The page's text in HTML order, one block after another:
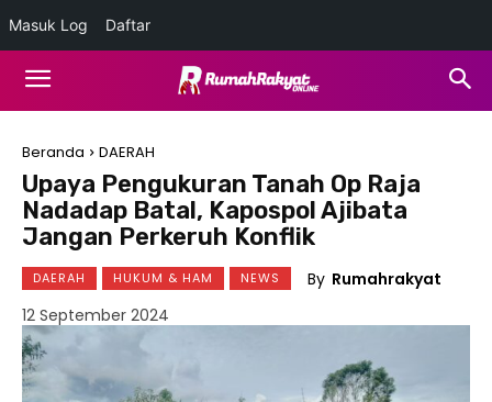
Beranda DAERAH
Upaya Pengukuran Tanah Op Raja
Nadadap Batal, Kapospol Ajibata
Jangan Perkeruh Konflik
DAERAH HUKUM & HAM NEWS By Rumahrakyat
12 September 2024
Masuk Log Daftar